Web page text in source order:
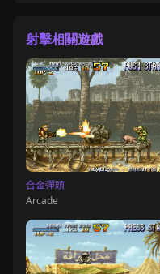
射擊相關遊戲
合金彈頭
Arcade